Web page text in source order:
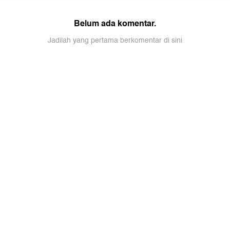
Belum ada komentar.
Jadilah yang pertama berkomentar di sini